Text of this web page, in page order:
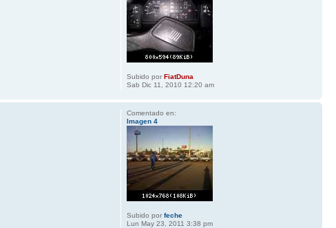
Subido por FiatDuna
Sab Dic 11, 2010 12:20 am
Comentado en:
Imagen 4
Subido por feche
Lun May 23, 2011 3:38 pm